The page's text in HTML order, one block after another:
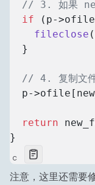
// 3. 如果
  if
(p-
    fileclose
  }
// 4. 复制文
p-
  return
}
c
注意，这里还需要